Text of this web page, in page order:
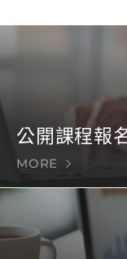
公開課程報
MORE